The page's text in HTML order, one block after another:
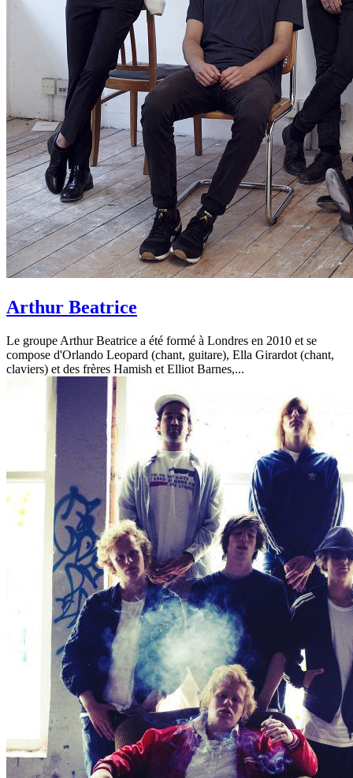
Arthur Beatrice
Le groupe Arthur Beatrice a été formé à Londres en 2010 et se
compose d'Orlando Leopard (chant, guitare), Ella Girardot (chant,
claviers) et des frères Hamish et Elliot Barnes,...